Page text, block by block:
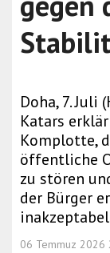
Doha, 7. Juli
Katars
Komplotte,
öffentliche
zu stören
der Bürger
06 Temmuz 2026